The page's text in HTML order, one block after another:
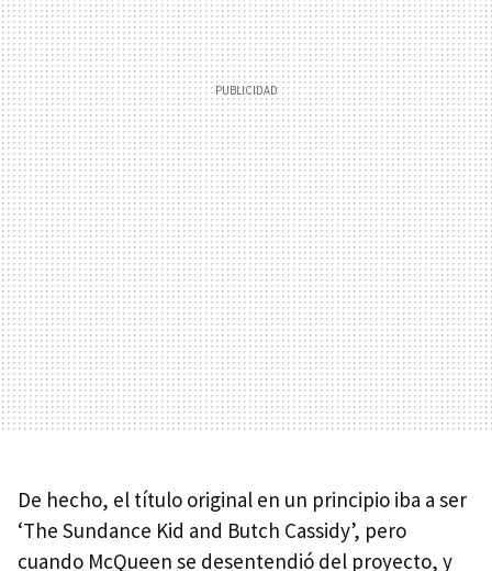
De hecho, el título original en un principio iba a ser
‘The Sundance Kid and Butch Cassidy’, pero
cuando McQueen se desentendió del proyecto, y